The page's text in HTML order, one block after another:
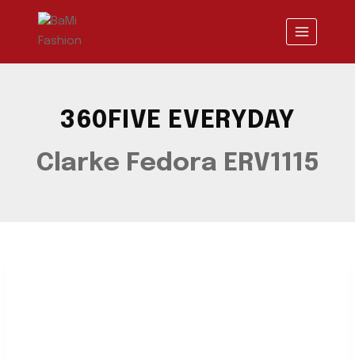
contenido
360FIVE EVERYDAY
Clarke Fedora ERV1115